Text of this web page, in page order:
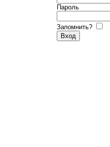
Пароль
Запомнить?